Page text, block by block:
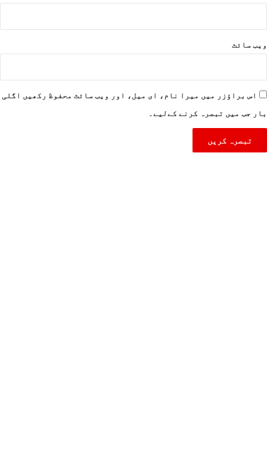
ویب‌ سائٹ
اس براؤزر میں میرا نام، ای میل، اور ویب سائٹ محفوظ رکھیں اگلی
بار جب میں تبصرہ کرنے کےلیے۔